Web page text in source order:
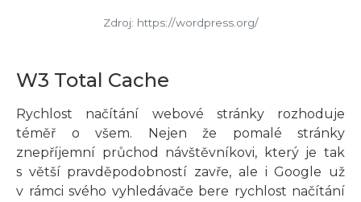
Zdroj: https://wordpress.org/
W3 Total Cache
Rychlost načítání webové stránky rozhoduje
téměř o všem. Nejen že pomalé stránky
znepříjemní průchod návštěvníkovi, který je tak
s větší pravděpodobností zavře, ale i Google už
v rámci svého vyhledávače bere rychlost načítání